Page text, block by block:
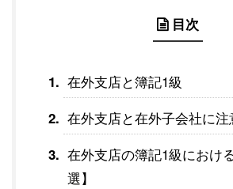
目次
在外支店と簿記1級
在外支店と在外子会社に注
在外支店の簿記1級におけ
選】